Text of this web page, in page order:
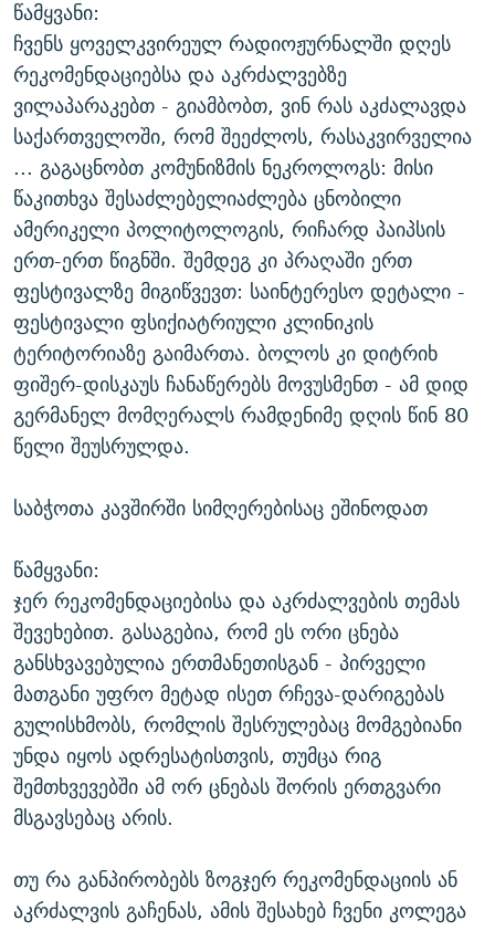
ᲛᲝᲚᲐᲞᲐᲠᲐᲙᲔ ᲢᲔᲥᲡᲢᲔᲑᲘ
ᲨᲘᲜ - ᲣᲪᲮᲝᲔᲗᲨᲘ
ᲚᲘᲢᲔᲠᲐᲢᲣᲠᲣᲚᲘ ᲬᲐᲮᲜᲐᲒᲔᲑᲘ
ᲐᲛᲔᲠᲘᲙᲣᲚᲘ ᲛᲝᲗᲮᲠᲝᲑᲐ
ᲘᲛᲞᲔᲠᲘᲐ ᲓᲐ ᲠᲐᲓᲘᲝ
ᲩᲔᲛᲘ ᲡᲘᲙᲕᲓᲘᲚᲘᲡ ᲛᲘᲖᲔᲖᲘᲐ COVID-19
11 ᲬᲔᲚᲘ - 11 ᲐᲛᲑᲐᲕᲘ
ᲡᲐᲞᲐᲠᲚᲐᲛᲔᲜᲢᲝ ᲐᲠᲩᲔᲕᲜᲔᲑᲘᲡ ᲘᲡᲢᲝᲠᲘᲐ
ᲑᲐᲕᲨᲕᲔᲑᲘ ᲞᲠᲝᲡᲢᲘᲢᲣᲪᲘᲐᲨᲘ - ᲐᲛᲝᲣᲗᲥᲛᲔᲚᲘ ᲐᲛᲑᲐᲕᲘ
5 ᲐᲛᲑᲐᲕᲘ - 20 ᲘᲕᲜᲘᲡᲡ ᲓᲐᲨᲐᲕᲔᲑᲣᲚᲔᲑᲘ
ᲐᲒᲕᲘᲡᲢᲝᲡ ᲝᲛᲘ
ПРИВЕТ ᲙᲣᲚᲢᲣᲠᲐ
ᲒᲐᲛᲝᲘᲬᲔᲠᲔ
რთე/რთ-ის ყველა საიტი
წამყვანი:
ჩვენს ყოველკვირეულ რადიოჟურნალში დღეს
რეკომენდაციებსა და აკრძალვებზე
ვილაპარაკებთ - გიამბობთ, ვინ რას აკძალავდა
საქართველოში, რომ შეეძლოს, რასაკვირველია
... გაგაცნობთ კომუნიზმის ნეკროლოგს: მისი
წაკითხვა შესაძლებელიაძლება ცნობილი
ამერიკელი პოლიტოლოგის, რიჩარდ პაიპსის
ერთ-ერთ წიგნში. შემდეგ კი პრაღაში ერთ
ფესტივალზე მიგიწვევთ: საინტერესო დეტალი -
ფესტივალი ფსიქიატრიული კლინიკის
ტერიტორიაზე გაიმართა. ბოლოს კი დიტრიხ
ფიშერ-დისკაუს ჩანაწერებს მოვუსმენთ - ამ დიდ
გერმანელ მომღერალს რამდენიმე დღის წინ 80
წელი შეუსრულდა.
საბჭოთა კავშირში სიმღერებისაც ეშინოდათ
წამყვანი:
ჯერ რეკომენდაციებისა და აკრძალვების თემას
შევეხებით. გასაგებია, რომ ეს ორი ცნება
განსხვავებულია ერთმანეთისგან - პირველი
მათგანი უფრო მეტად ისეთ რჩევა-დარიგებას
გულისხმობს, რომლის შესრულებაც მომგებიანი
უნდა იყოს ადრესატისთვის, თუმცა რიგ
შემთხვევებში ამ ორ ცნებას შორის ერთგვარი
მსგავსებაც არის.
თუ რა განპირობებს ზოგჯერ რეკომენდაციის ან
აკრძალვის გაჩენას, ამის შესახებ ჩვენი კოლეგა